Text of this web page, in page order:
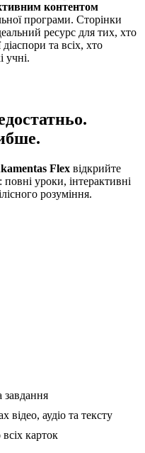
контентом
програми. Сторінки
ресурс для тих, хто
та всіх, хто
учні.
Flex відкрийте
повні уроки, інтерактивні
розуміння.
завдання
відео, аудіо та тексту
карток